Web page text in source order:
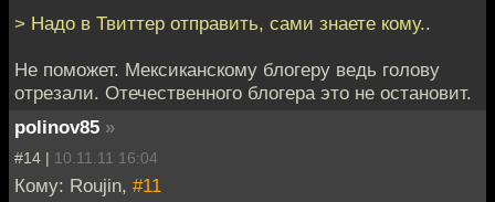
> Надо в Твиттер отправить, сами знаете кому..
Не поможет. Мексиканскому блогеру ведь голову
отрезали. Отечественного блогера это не остановит.
polinov85 »
#14 | 10.11.11 16:04
Кому: Roujin, #11